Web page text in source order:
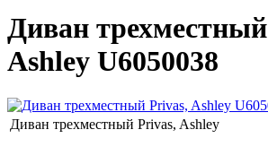
Диван
Ashley U6050038
Диван трехместный Privas, Ashley